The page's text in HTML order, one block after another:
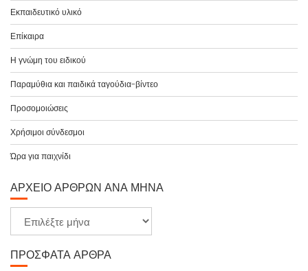
Εκπαιδευτικό υλικό
Επίκαιρα
Η γνώμη του ειδικού
Παραμύθια και παιδικά ταγούδια-βίντεο
Προσομοιώσεις
Χρήσιμοι σύνδεσμοι
Ώρα για παιχνίδι
ΑΡΧΕΊΟ ΆΡΘΡΩΝ ΑΝΆ ΜΉΝΑ
χ
ε
ΠΡΌΣΦΑΤΑ ΆΡΘΡΑ